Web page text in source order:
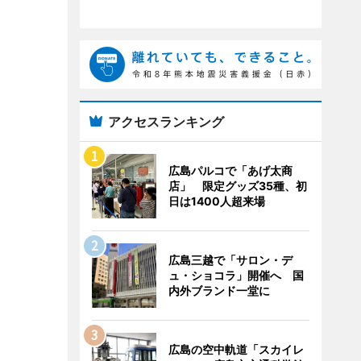
アクセスランキング
広島パルコで「あげ太商
店」 限定グッズ35種、初
日は1400人超来場
広島三越で「サロン・デ
ュ・ショコラ」開催へ 国
内外ブランド一堂に
広島の空中軌道「スカイレ